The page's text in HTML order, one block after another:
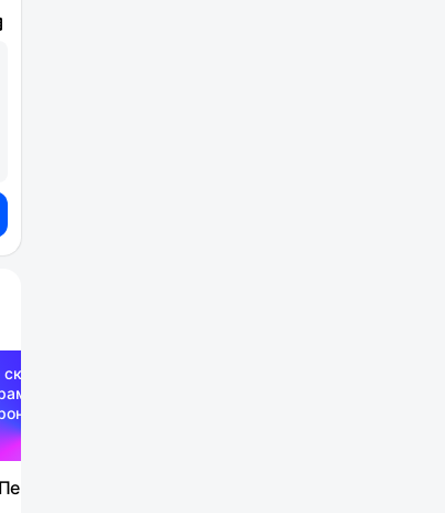
—
канале
Перейти